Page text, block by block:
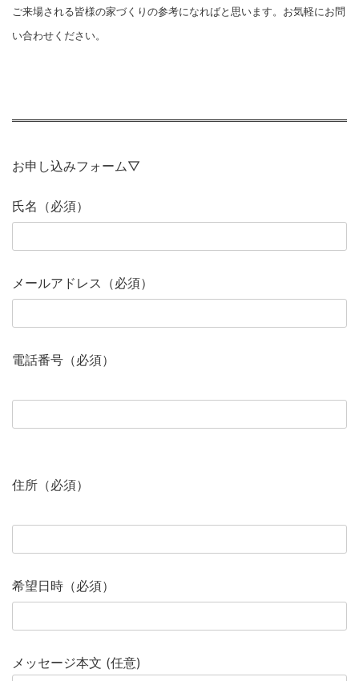
ご来場される皆様の家づくりの参考になればと思います。お気軽にお問
い合わせください。
お申し込みフォーム▽
氏名（必須）
メールアドレス（必須）
電話番号（必須）
住所（必須）
希望日時（必須）
メッセージ本文 (任意)